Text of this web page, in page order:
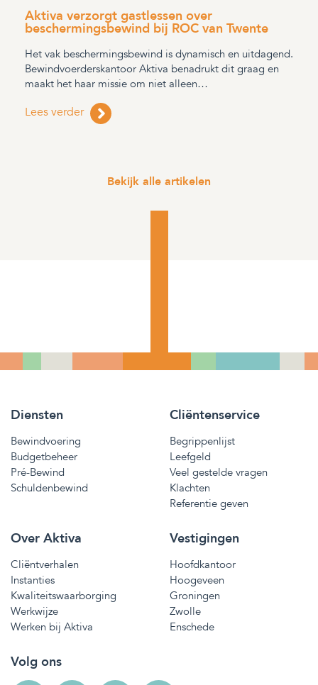
Aktiva verzorgt gastlessen over
beschermingsbewind bij ROC van Twente
Het vak beschermingsbewind is dynamisch en uitdagend.
Bewindvoerderskantoor Aktiva benadrukt dit graag en
maakt het haar missie om niet alleen…
Lees verder
Bekijk alle artikelen
Diensten
Bewindvoering
Budgetbeheer
Pré-Bewind
Schuldenbewind
Cliëntenservice
Begrippenlijst
Leefgeld
Veel gestelde vragen
Klachten
Referentie geven
Over Aktiva
Cliëntverhalen
Instanties
Kwaliteitswaarborging
Werkwijze
Werken bij Aktiva
Vestigingen
Hoofdkantoor
Hoogeveen
Groningen
Zwolle
Enschede
Volg ons